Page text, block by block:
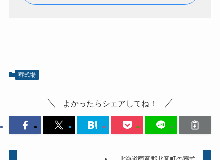
葬式場
よかったらシェアしてね！
北海道雨竜郡北竜町の葬式